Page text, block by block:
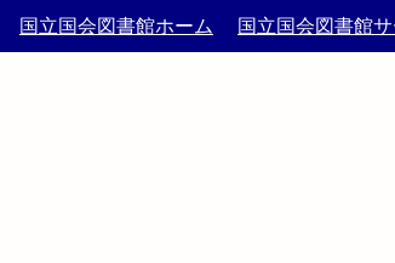
国立国会図書館ホーム 国立国会図書館